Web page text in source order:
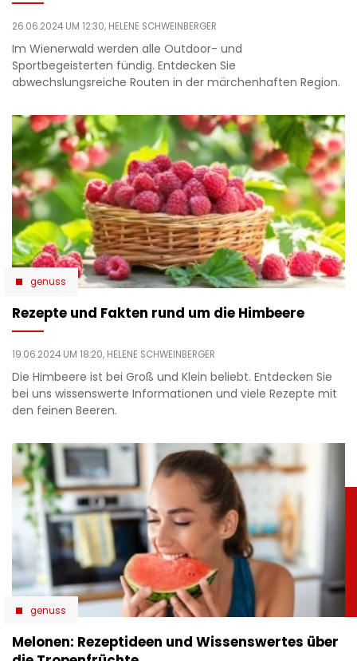
26.06.2024 UM 12:30, HELENE SCHWEINBERGER
Im Wienerwald werden alle Outdoor- und
Sportbegeisterten fündig. Entdecken Sie
abwechslungsreiche Routen in der märchenhaften Region.
genuss
Rezepte und Fakten rund um die Himbeere
19.06.2024 UM 18:20, HELENE SCHWEINBERGER
Die Himbeere ist bei Groß und Klein beliebt. Entdecken Sie
bei uns wissenswerte Informationen und viele Rezepte mit
den feinen Beeren.
genuss
Melonen: Rezeptideen und Wissenswertes über